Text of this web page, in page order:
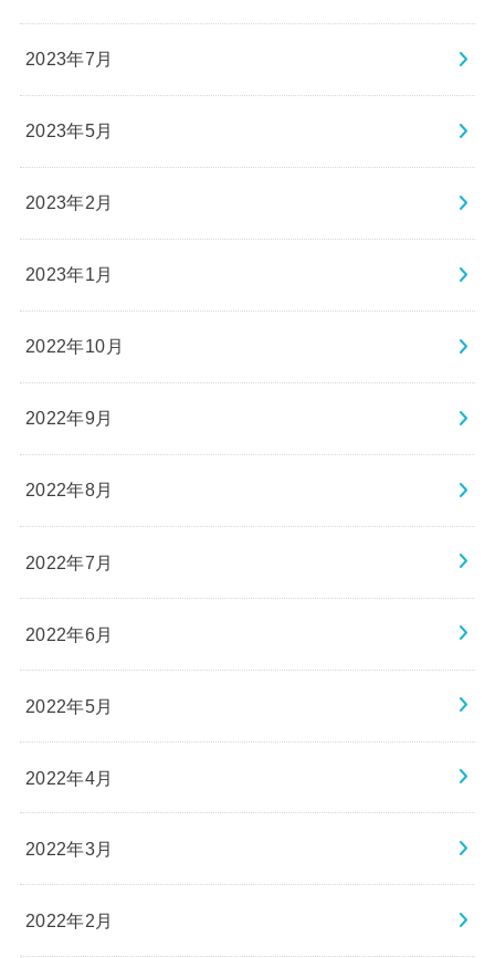
2023年7月
2023年5月
2023年2月
2023年1月
2022年10月
2022年9月
2022年8月
2022年7月
2022年6月
2022年5月
2022年4月
2022年3月
2022年2月